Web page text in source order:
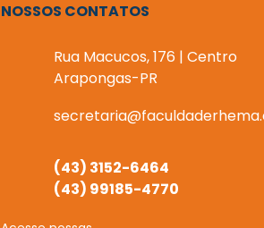
NOSSOS CONTATOS
Rua Macucos, 176 | Centro
Arapongas-PR
(43) 3152-6464
(43) 99185-4770